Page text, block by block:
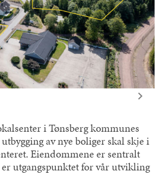
i Tønsberg kommunes
av nye boliger skal skje i
Eiendommene er sentralt
utgangspunktet for vår utvikling